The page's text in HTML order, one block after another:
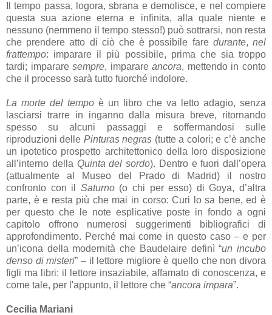
Il tempo passa, logora, sbrana e demolisce, e nel compiere
questa sua azione eterna e infinita, alla quale niente e
nessuno (nemmeno il tempo stesso!) può sottrarsi, non resta
che prendere atto di ciò che è possibile fare durante,nel
frattempo: imparare il più possibile, prima che sia troppo
tardi; impararesempre, imparareancora, mettendo in conto
che il processo sarà tutto fuorché indolore.
La morte del tempo è un libro che va letto adagio, senza
lasciarsi trarre in inganno dalla misura breve, ritornando
spesso su alcuni passaggi e soffermandosi sulle
riproduzioni delle Pinturas negras (tutte a colori; e c’è anche
un ipotetico prospetto architettonico della loro disposizione
all’interno della Quinta del sordo). Dentro e fuori dall’opera
(attualmente al Museo del Prado di Madrid) il nostro
confronto con il Saturno(o chi per esso) di Goya, d’altra
parte, è e resta più che mai in corso: Curi lo sa bene, ed è
per questo che le note esplicative poste in fondo a ogni
capitolo offrono numerosi suggerimenti bibliografici di
approfondimento. Perché mai come in questo caso – e per
un’icona della modernità che Baudelaire definì “un incubo
denso di misteri” – il lettore migliore è quello che non divora
figli ma libri: il lettore insaziabile, affamato di conoscenza, e
come tale, per l'appunto, il lettore che “ancora impara”.
Cecilia Mariani